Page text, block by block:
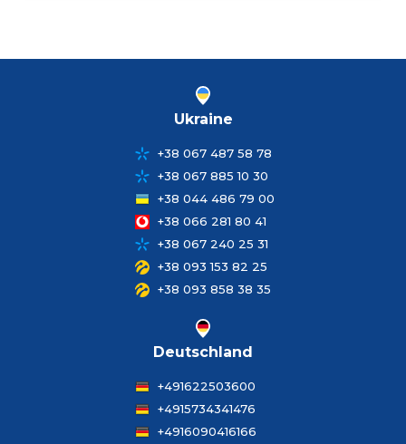
Ukraine
+38 067 487 58 78
+38 067 885 10 30
+38 044 486 79 00
+38 066 281 80 41
+38 067 240 25 31
+38 093 153 82 25
+38 093 858 38 35
Deutschland
+491622503600
+4915734341476
+4916090416166